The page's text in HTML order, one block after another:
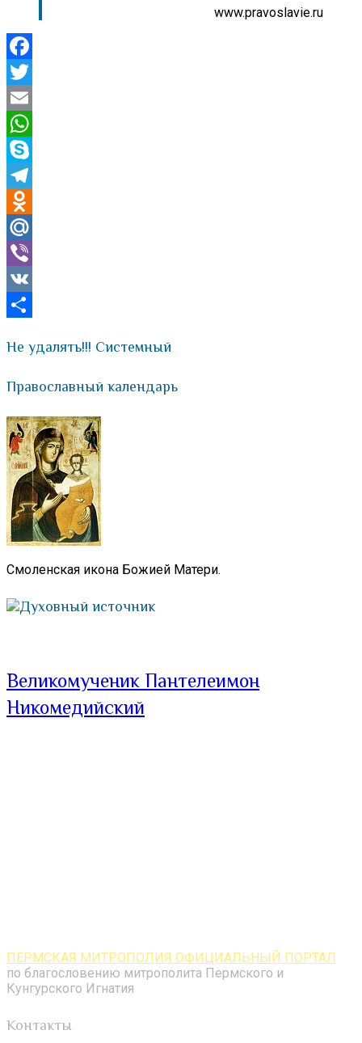
www.pravoslavie.ru
Facebook
Twitter
Email
WhatsApp
Skype
Telegram
Odnoklassniki
Mail.Ru
Viber
VK
Не удалять!!! Системный
Православный календарь
Смоленская икона Божией Матери.
Духовный источник
Великомученик Пантелеимон
Никомедийский
ПЕРМСКАЯ МИТРОПОЛИЯ ОФИЦИАЛЬНЫЙ ПОРТАЛ
по благословению митрополита Пермского и
Кунгурского Игнатия
Контакты